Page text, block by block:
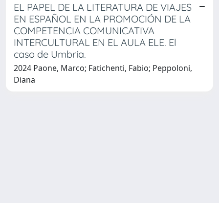
EL PAPEL DE LA LITERATURA DE VIAJES
EN ESPAÑOL EN LA PROMOCIÓN DE LA
COMPETENCIA COMUNICATIVA
INTERCULTURAL EN EL AULA ELE. El
caso de Umbría.
2024 Paone, Marco; Fatichenti, Fabio; Peppoloni,
Diana